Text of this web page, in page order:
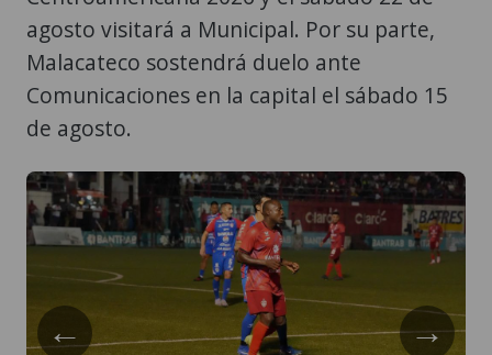
agosto visitará a Municipal. Por su parte,
Malacateco sostendrá duelo ante
Comunicaciones en la capital el sábado 15
de agosto.
← →